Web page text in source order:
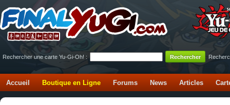
Rechercher une carte Yu-Gi-Oh! :
Accueil Boutique en Ligne Forums News Articles